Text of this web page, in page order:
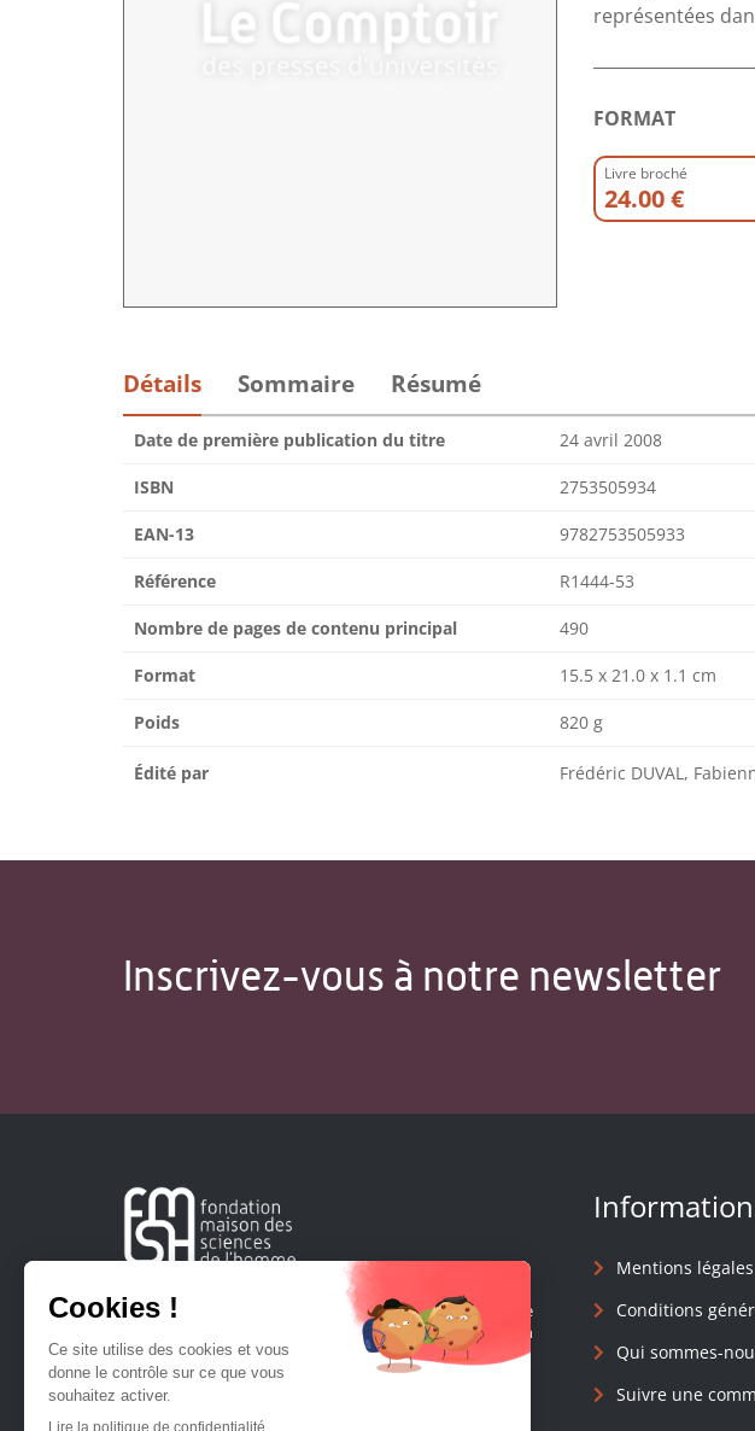
représentées
FORMAT
Livre broché
24.00 €
Détails Sommaire Résumé
Date de première publication du titre 24 avril 2008
ISBN 2753505934
EAN-13 9782753505933
Référence R1444-53
Nombre de pages de contenu principal 490
Format 15.5 x 21.0 x 1.1 cm
Poids 820 g
Édité par Frédéric DUVAL,
Inscrivez-vous à notre newsletter
Créée en 1963, la Fondation Maison Sciences de l'Homme
soutient la recherche et la diffusion des connaissances en
sciences humaines et sociales.
Mentions légales
Conditions
Qui sommes-
Suivre une